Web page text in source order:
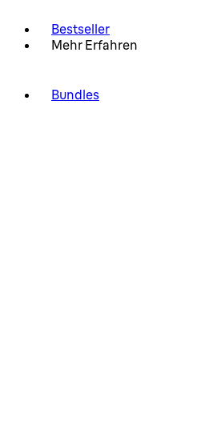
Bestseller
Mehr Erfahren
Bundles